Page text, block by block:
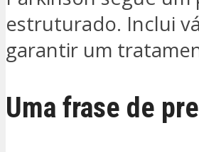
estruturado. Inclui
garantir um
Uma frase de